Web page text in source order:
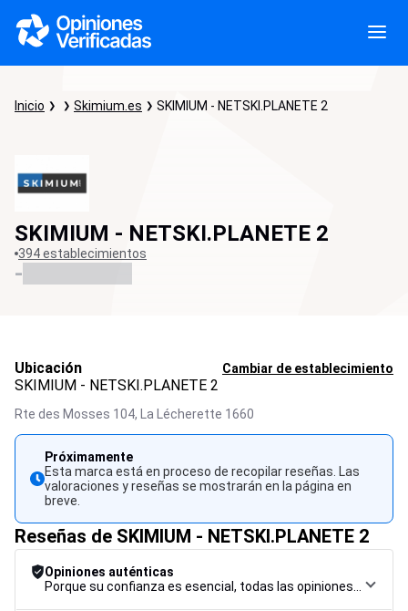
Inicio Skimium.es SKIMIUM - NETSKI.PLANETE 2
SKIMIUM - NETSKI.PLANETE 2
394 establecimientos
-
Ubicación Cambiar de establecimiento
SKIMIUM - NETSKI.PLANETE 2
Rte des Mosses 104, La Lécherette 1660
Próximamente
Esta marca está en proceso de recopilar reseñas. Las
valoraciones y reseñas se mostrarán en la página en
breve.
Reseñas de SKIMIUM - NETSKI.PLANETE 2
Opiniones auténticas